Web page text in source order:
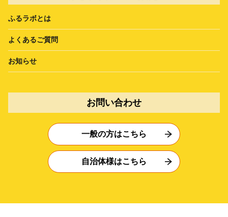
ふるラボとは
よくあるご質問
お知らせ
お問い合わせ
一般の方はこちら
自治体様はこちら